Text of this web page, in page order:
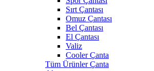
Sırt Çantası
Omuz Çantası
Bel Çantası
El Çantası
Valiz
Cooler Çanta
Tüm Ürünler Çanta